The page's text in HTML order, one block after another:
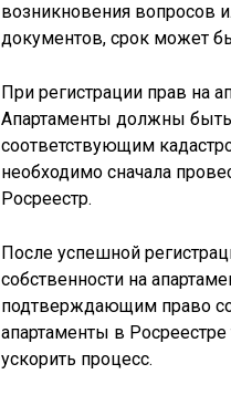
возникновения вопросов
документов, срок может
При регистрации прав на
Апартаменты должны
соответствующим
необходимо сначала
Росреестр.
После успешной
собственности на
подтверждающим право
апартаменты в
ускорить процесс.